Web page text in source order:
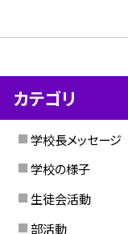
カテゴリ
学校長メッセージ
学校の様子
生徒会活動
部活動